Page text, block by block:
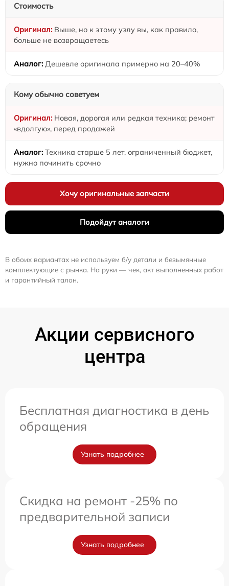
Стоимость
Выше, но к этому узлу вы, как правило,
больше не возвращаетесь
Дешевле оригинала примерно на 20–40%
Кому обычно советуем
Новая, дорогая или редкая техника; ремонт
«вдолгую», перед продажей
Техника старше 5 лет, ограниченный бюджет,
нужно починить срочно
Хочу оригинальные запчасти
Подойдут аналоги
В обоих вариантах не используем б/у детали и безымянные
комплектующие с рынка. На руки — чек, акт выполненных работ
и гарантийный талон.
Акции сервисного
центра
Бесплатная диагностика в день
обращения
Узнать подробнее
Скидка на ремонт -25% по
предварительной записи
Узнать подробнее